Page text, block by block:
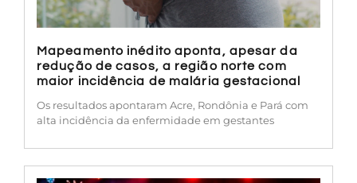
Mapeamento inédito aponta, apesar da
redução de casos, a região norte com
maior incidência de malária gestacional
Os resultados apontaram Acre, Rondônia e Pará com
alta incidência da enfermidade em gestantes